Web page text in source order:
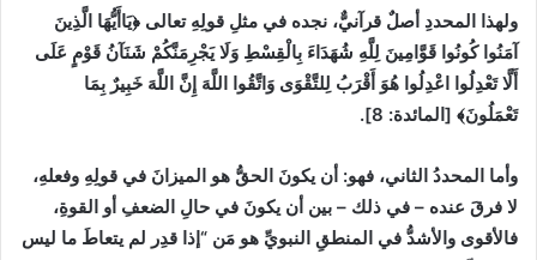
ولهذا المحددِ أصلٌ قرآنيٌّ، نجده في مثلِ قولِهِ تعالى ﴿يَاأَيُّهَا الَّذِينَ
آمَنُوا كُونُوا قَوَّامِينَ لِلَّهِ شُهَدَاءَ بِالْقِسْطِ ‌وَلَا ‌يَجْرِمَنَّكُمْ شَنَآنُ قَوْمٍ عَلَى
أَلَّا تَعْدِلُوا اعْدِلُوا هُوَ أَقْرَبُ لِلتَّقْوَى وَاتَّقُوا اللَّهَ إِنَّ اللَّهَ خَبِيرٌ بِمَا
تَعْمَلُونَ﴾ [المائدة:
8]
.
وأما المحددُ الثاني، فهو: أن يكونَ الحقُّ هو الميزانَ في قولِهِ وفعلهِ،
لا فرقَ عنده – في ذلك – بين أن يكونَ في حالِ الضعفِ أو القوةِ،
فالأقوى والأشدُّ في المنطقِ النبويِّ هو مَن “إذا قدِر لم يتعاطَ ما ليس